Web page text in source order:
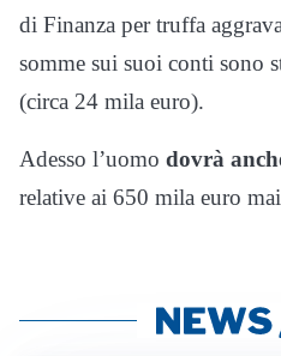
di Finanza per truffa
somme sui suoi conti sono
(circa 24 mila euro).
Adesso l’uomo dovrà
relative ai 650 mila euro